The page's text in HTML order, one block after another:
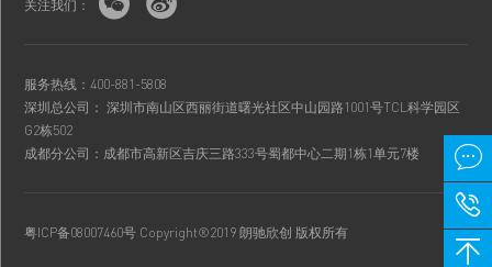
关注我们：
服务热线：400-881-5808
深圳总公司： 深圳市南山区西丽街道曙光社区中山园路1001号TCL科学园区
G2栋502
成都分公司：成都市高新区吉庆三路333号蜀都中心二期1栋1单元7楼
粤ICP备08007460号 Copyright®2019 朗驰欣创 版权所有


